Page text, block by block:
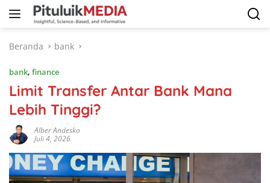
Langsung
Beranda
bank
bank, finance
Limit Transfer Antar Bank Mana
Lebih Tinggi?
Alber Andesko
Juli 4, 2026